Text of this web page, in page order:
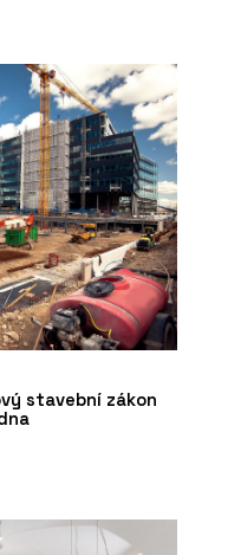
stavební zákon